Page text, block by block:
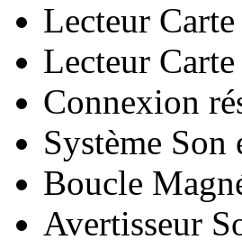
Lecteur
Lecteur
Connexion
Système Son
Boucle
Avertisseur